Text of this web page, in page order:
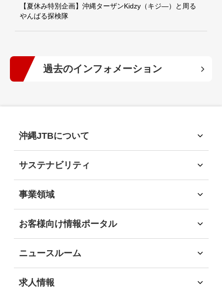
【夏休み特別企画】沖縄ターザンKidzy（キジ―）と周る
やんばる探検隊
過去のインフォメーション
2022年(7)
(12)
2020年(10)
沖縄JTBについて
経営理念
会社概要
会社沿革
サステナビリティ
環境
社会
経済
DEIB推進
沖縄JTB サステナビリティレポート2025
事業領域
ソリューション領域
自社企画・運営領域
お客様向け情報ポータル
自治体・行政機関のお客様
学校・教育機関のお客様
事業パートナーの皆様
ニュースルーム
求人情報